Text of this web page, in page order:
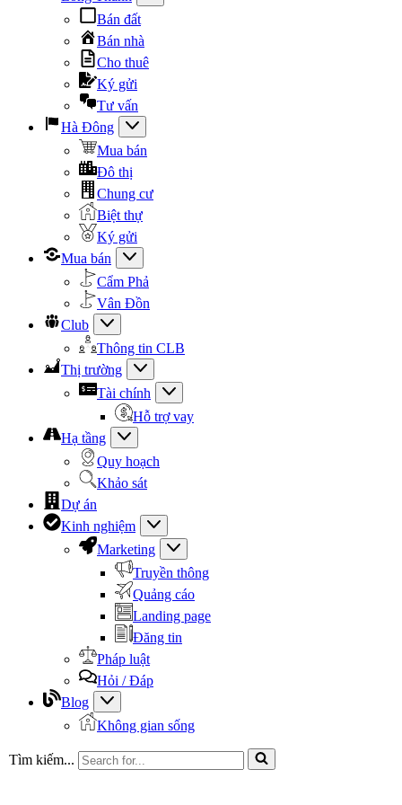
Bán đất
Bán nhà
Cho thuê
Ký gửi
Tư vấn
Hà Đông
Mua bán
Đô thị
Chung cư
Biệt thự
Ký gửi
Mua bán
Cẩm Phả
Vân Đồn
Club
Thông tin CLB
Thị trường
Tài chính
Hỗ trợ vay
Hạ tầng
Quy hoạch
Khảo sát
Dự án
Kinh nghiệm
Marketing
Truyền thông
Quảng cáo
Landing page
Đăng tin
Pháp luật
Hỏi / Đáp
Blog
Không gian sống
Tìm kiếm...